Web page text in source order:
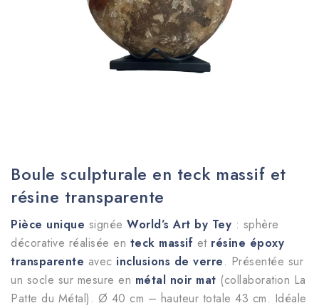
Boule sculpturale en teck massif et
résine transparente
Pièce unique signée World’s Art by Tey : sphère
décorative réalisée en teck massif et résine époxy
transparente avec inclusions de verre. Présentée sur
un socle sur mesure en métal noir mat (collaboration La
Patte du Métal). Ø 40 cm – hauteur totale 43 cm. Idéale